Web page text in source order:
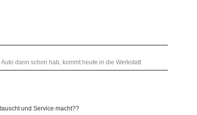
dann schon hab, kommt heute in die Werkstatt
und Service macht??